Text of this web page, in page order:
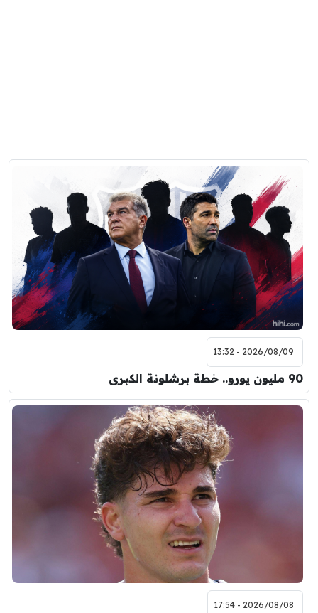
2026/08/09 - 13:32
90 مليون يورو.. خطة برشلونة الكبرى
2026/08/08 - 17:54